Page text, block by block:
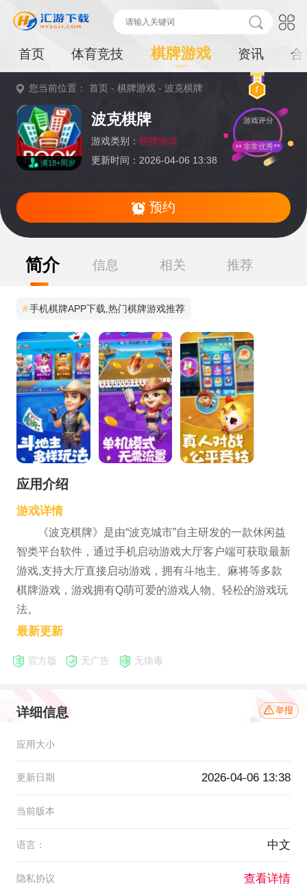
首页 体育竞技 棋牌游戏 资讯 合
您当前位置：首页 -棋牌游戏 -波克棋牌
满18+周岁
波克棋牌
游戏类别： 棋牌游戏
更新时间：2026-04-06 13:38
游戏评分
非常优秀
预约
提
简介 信息 相关 推荐
#手机棋牌APP下载,热门棋牌游戏推荐
应用介绍
游戏详情
《波克棋牌》是由“波克城市”自主研发的一款休闲益
智类平台软件，通过手机启动游戏大厅客户端可获取最新
游戏,支持大厅直接启动游戏，拥有斗地主、麻将等多款
棋牌游戏，游戏拥有Q萌可爱的游戏人物、轻松的游戏玩
法。
最新更新
官方版 无广告 无病毒
详细信息 举报
应用大小
更新日期 2026-04-06 13:38
当前版本
语言： 中文
隐私协议 查看详情